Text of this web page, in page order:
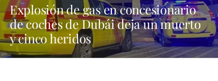
Explosión de gas en concesionario
de coches de Dubái deja un muerto
y cinco heridos